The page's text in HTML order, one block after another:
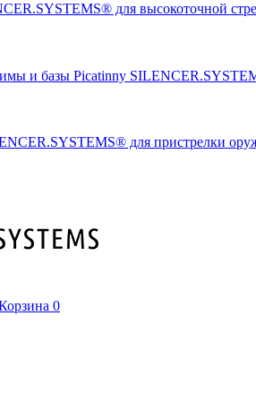
для высокоточной
и базы Picatinny
для пристрелки
0